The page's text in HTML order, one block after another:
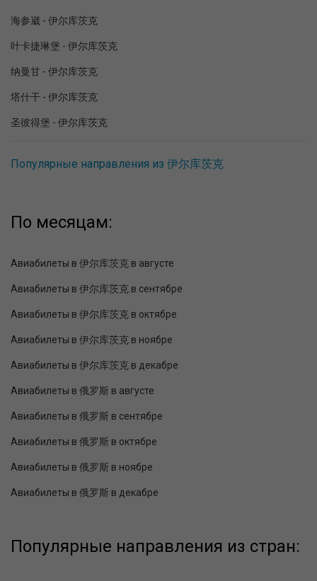
海参崴 - 伊尔库茨克
叶卡捷琳堡 - 伊尔库茨克
纳曼甘 - 伊尔库茨克
塔什干 - 伊尔库茨克
圣彼得堡 - 伊尔库茨克
Популярные направления из 伊尔库茨克
По месяцам:
Авиабилеты в 伊尔库茨克 в августе
Авиабилеты в 伊尔库茨克 в сентябре
Авиабилеты в 伊尔库茨克 в октябре
Авиабилеты в 伊尔库茨克 в ноябре
Авиабилеты в 伊尔库茨克 в декабре
Авиабилеты в 俄罗斯 в августе
Авиабилеты в 俄罗斯 в сентябре
Авиабилеты в 俄罗斯 в октябре
Авиабилеты в 俄罗斯 в ноябре
Авиабилеты в 俄罗斯 в декабре
Популярные направления из стран: